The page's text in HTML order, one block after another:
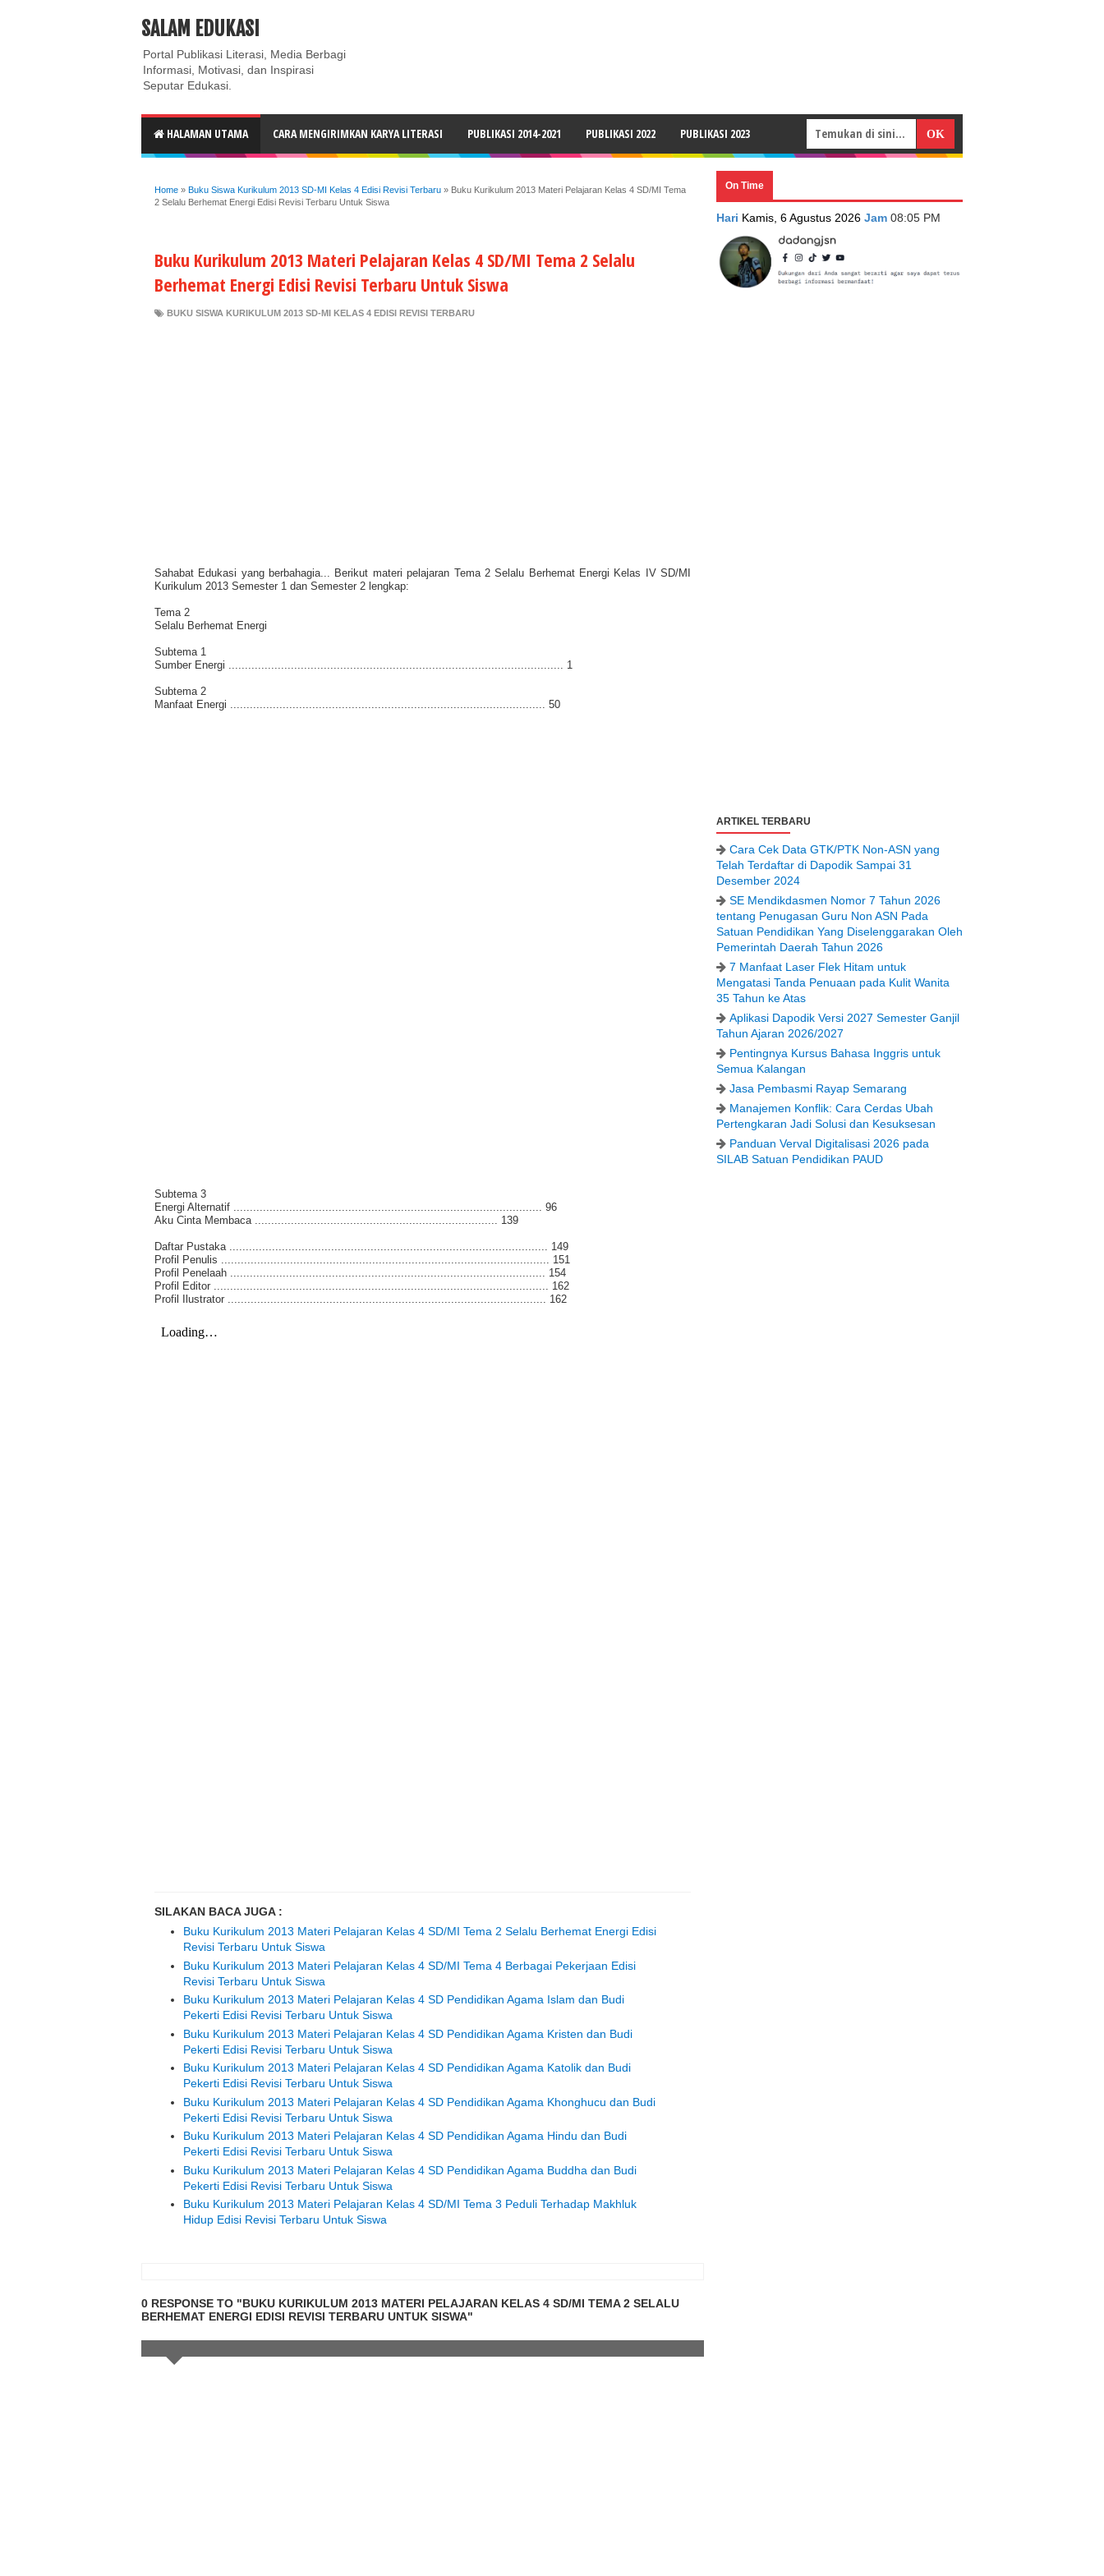
ABOUT CONTACT US
SALAM EDUKASI
Portal Publikasi Literasi, Media Berbagi
Informasi, Motivasi, dan Inspirasi
Seputar Edukasi.
HALAMAN UTAMA CARA MENGIRIMKAN KARYA LITERASI PUBLIKASI 2014-2021 PUBLIKASI 2022 PUBLIKASI 2023
Home » Buku Siswa Kurikulum 2013 SD-MI Kelas 4 Edisi Revisi Terbaru » Buku Kurikulum 2013 Materi Pelajaran Kelas 4 SD/MI Tema
2 Selalu Berhemat Energi Edisi Revisi Terbaru Untuk Siswa
Buku Kurikulum 2013 Materi Pelajaran Kelas 4 SD/MI Tema 2 Selalu
Berhemat Energi Edisi Revisi Terbaru Untuk Siswa
BUKU SISWA KURIKULUM 2013 SD-MI KELAS 4 EDISI REVISI TERBARU
Sahabat Edukasi yang berbahagia... Berikut materi pelajaran Tema 2 Selalu Berhemat Energi Kelas IV SD/MI
Kurikulum 2013 Semester 1 dan Semester 2 lengkap:
Tema 2
Selalu Berhemat Energi
Subtema 1
Sumber Energi ...................................................................................................... 1
Subtema 2
Manfaat Energi ................................................................................................ 50
Subtema 3
Energi Alternatif .............................................................................................. 96
Aku Cinta Membaca .......................................................................... 139
Daftar Pustaka ................................................................................................. 149
Profil Penulis .................................................................................................... 151
Profil Penelaah ................................................................................................ 154
Profil Editor ...................................................................................................... 162
Profil Ilustrator ................................................................................................. 162
SILAKAN BACA JUGA :
Buku Kurikulum 2013 Materi Pelajaran Kelas 4 SD/MI Tema 2 Selalu Berhemat Energi Edisi
Revisi Terbaru Untuk Siswa
Buku Kurikulum 2013 Materi Pelajaran Kelas 4 SD/MI Tema 4 Berbagai Pekerjaan Edisi
Revisi Terbaru Untuk Siswa
Buku Kurikulum 2013 Materi Pelajaran Kelas 4 SD Pendidikan Agama Islam dan Budi
Pekerti Edisi Revisi Terbaru Untuk Siswa
Buku Kurikulum 2013 Materi Pelajaran Kelas 4 SD Pendidikan Agama Kristen dan Budi
Pekerti Edisi Revisi Terbaru Untuk Siswa
Buku Kurikulum 2013 Materi Pelajaran Kelas 4 SD Pendidikan Agama Katolik dan Budi
Pekerti Edisi Revisi Terbaru Untuk Siswa
Buku Kurikulum 2013 Materi Pelajaran Kelas 4 SD Pendidikan Agama Khonghucu dan Budi
Pekerti Edisi Revisi Terbaru Untuk Siswa
Buku Kurikulum 2013 Materi Pelajaran Kelas 4 SD Pendidikan Agama Hindu dan Budi
Pekerti Edisi Revisi Terbaru Untuk Siswa
Buku Kurikulum 2013 Materi Pelajaran Kelas 4 SD Pendidikan Agama Buddha dan Budi
Pekerti Edisi Revisi Terbaru Untuk Siswa
Buku Kurikulum 2013 Materi Pelajaran Kelas 4 SD/MI Tema 3 Peduli Terhadap Makhluk
Hidup Edisi Revisi Terbaru Untuk Siswa
0 RESPONSE TO "BUKU KURIKULUM 2013 MATERI PELAJARAN KELAS 4 SD/MI TEMA 2 SELALU
BERHEMAT ENERGI EDISI REVISI TERBARU UNTUK SISWA"
On Time
Hari Kamis, 6 Agustus 2026 Jam 08:05 PM
ARTIKEL TERBARU
Cara Cek Data GTK/PTK Non-ASN yang
Telah Terdaftar di Dapodik Sampai 31
Desember 2024
SE Mendikdasmen Nomor 7 Tahun 2026
tentang Penugasan Guru Non ASN Pada
Satuan Pendidikan Yang Diselenggarakan Oleh
Pemerintah Daerah Tahun 2026
7 Manfaat Laser Flek Hitam untuk
Mengatasi Tanda Penuaan pada Kulit Wanita
35 Tahun ke Atas
Aplikasi Dapodik Versi 2027 Semester Ganjil
Tahun Ajaran 2026/2027
Pentingnya Kursus Bahasa Inggris untuk
Semua Kalangan
Jasa Pembasmi Rayap Semarang
Manajemen Konflik: Cara Cerdas Ubah
Pertengkaran Jadi Solusi dan Kesuksesan
Panduan Verval Digitalisasi 2026 pada
SILAB Satuan Pendidikan PAUD